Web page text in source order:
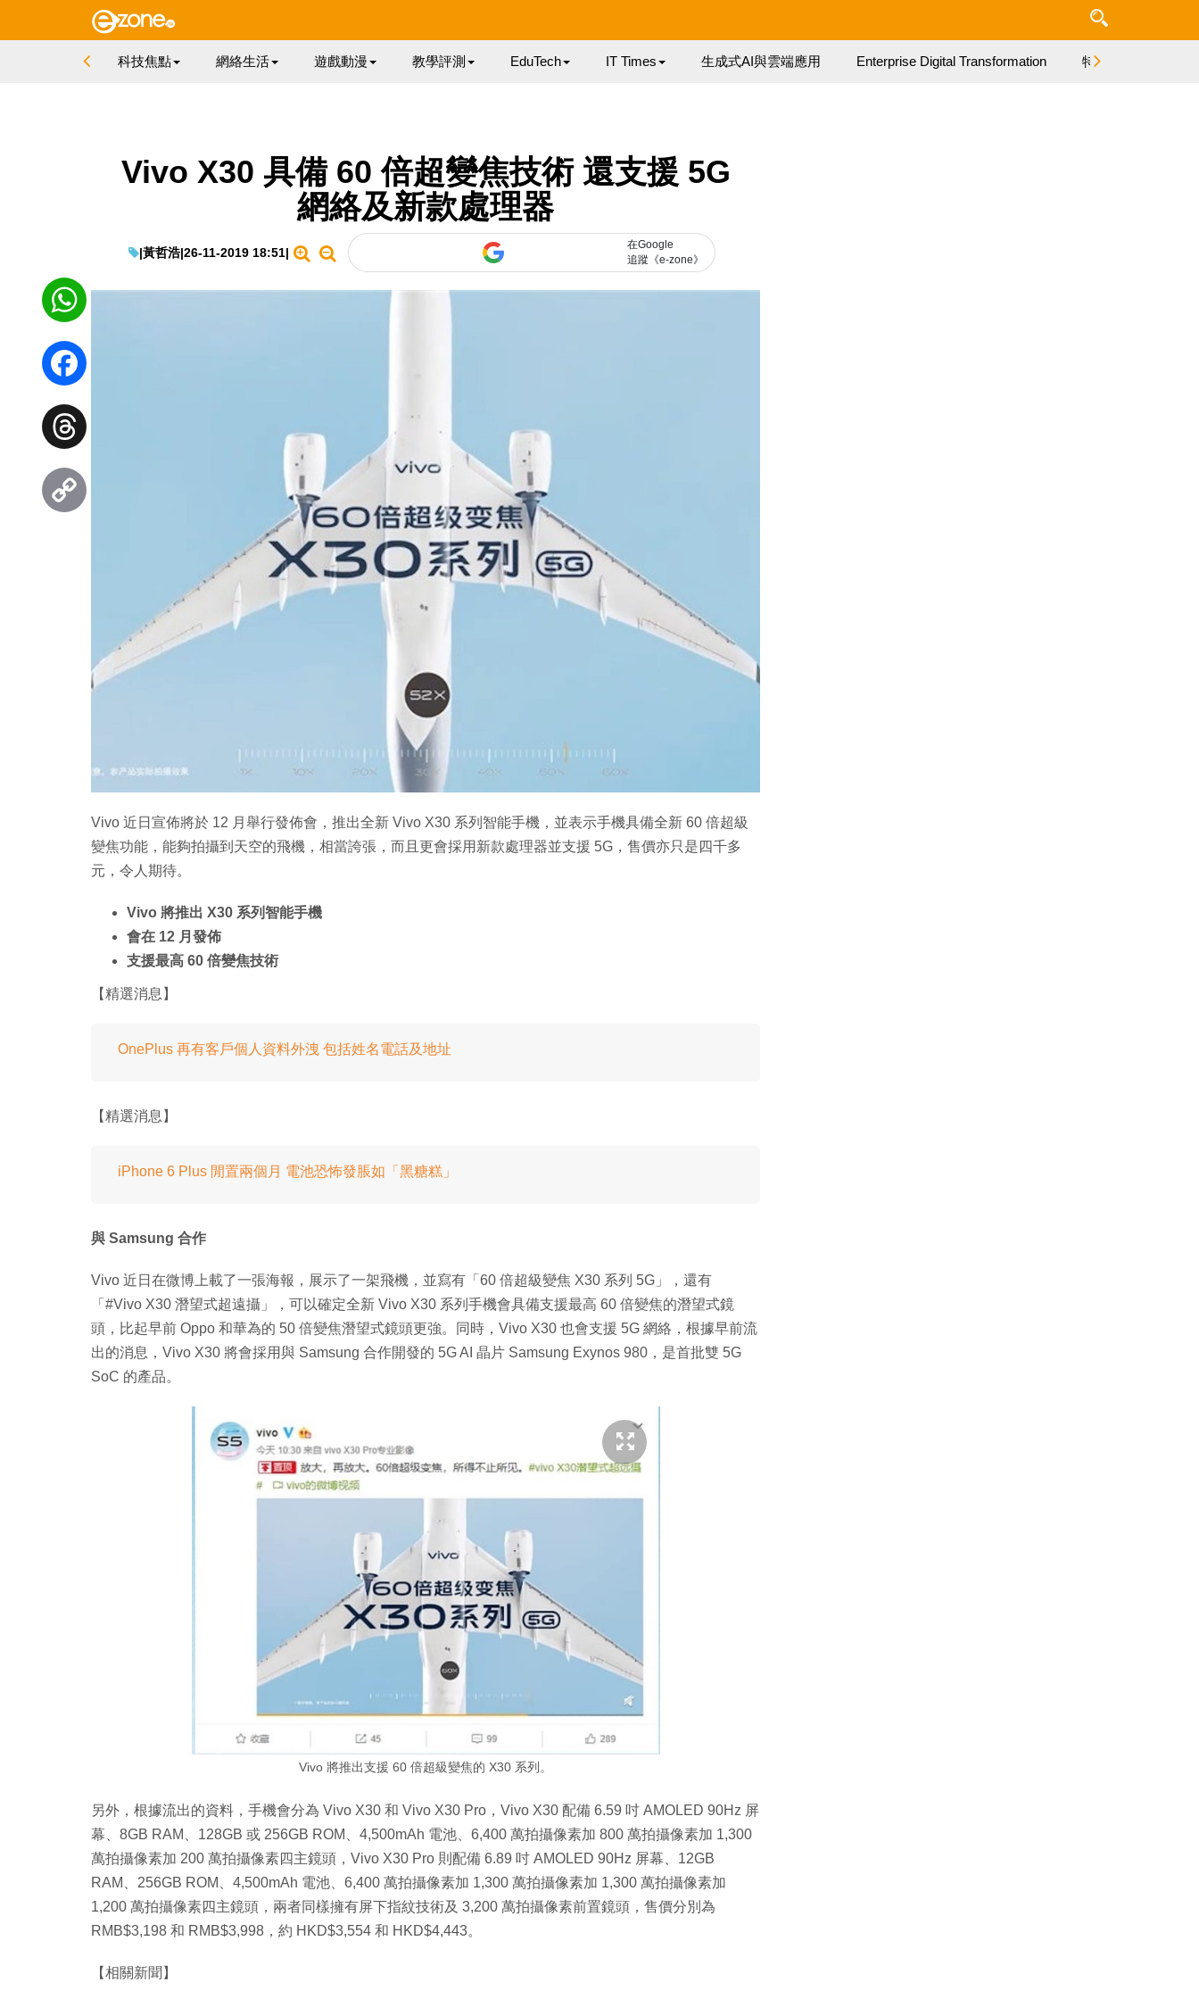
科技焦點 網絡生活 遊戲動漫 教學評測 EduTech IT Times 生成式AI與雲端應用 Enterprise Digital Transformation 特集
Vivo X30 具備 60 倍超變焦技術 還支援 5G
網絡及新款處理器
|黃哲浩|26-11-2019 18:51|
在Google
追蹤《e-zone》
Vivo 近日宣佈將於 12 月舉行發佈會，推出全新 Vivo X30 系列智能手機，並表示手機具備全新 60 倍超級
變焦功能，能夠拍攝到天空的飛機，相當誇張，而且更會採用新款處理器並支援 5G，售價亦只是四千多
元，令人期待。
Vivo 將推出 X30 系列智能手機
會在 12 月發佈
支援最高 60 倍變焦技術
【精選消息】
OnePlus 再有客戶個人資料外洩 包括姓名電話及地址
【精選消息】
iPhone 6 Plus 閒置兩個月 電池恐怖發脹如「黑糖糕」
與 Samsung 合作
Vivo 近日在微博上載了一張海報，展示了一架飛機，並寫有「60 倍超級變焦 X30 系列 5G」，還有
「#Vivo X30 潛望式超遠攝」，可以確定全新 Vivo X30 系列手機會具備支援最高 60 倍變焦的潛望式鏡
頭，比起早前 Oppo 和華為的 50 倍變焦潛望式鏡頭更強。同時，Vivo X30 也會支援 5G 網絡，根據早前流
出的消息，Vivo X30 將會採用與 Samsung 合作開發的 5G AI 晶片 Samsung Exynos 980，是首批雙 5G
SoC 的產品。
Vivo 將推出支援 60 倍超級變焦的 X30 系列。
另外，根據流出的資料，手機會分為 Vivo X30 和 Vivo X30 Pro，Vivo X30 配備 6.59 吋 AMOLED 90Hz 屏
幕、8GB RAM、128GB 或 256GB ROM、4,500mAh 電池、6,400 萬拍攝像素加 800 萬拍攝像素加 1,300
萬拍攝像素加 200 萬拍攝像素四主鏡頭，Vivo X30 Pro 則配備 6.89 吋 AMOLED 90Hz 屏幕、12GB
RAM、256GB ROM、4,500mAh 電池、6,400 萬拍攝像素加 1,300 萬拍攝像素加 1,300 萬拍攝像素加
1,200 萬拍攝像素四主鏡頭，兩者同樣擁有屏下指紋技術及 3,200 萬拍攝像素前置鏡頭，售價分別為
RMB$3,198 和 RMB$3,998，約 HKD$3,554 和 HKD$4,443。
【相關新聞】
WhatsApp
Facebook
Threads